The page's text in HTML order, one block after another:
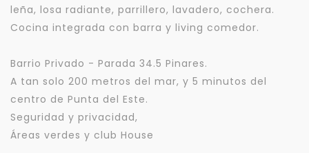
leña, losa radiante, parrillero, lavadero, cochera.
Cocina integrada con barra y living comedor.
Barrio Privado - Parada 34.5 Pinares.
A tan solo 200 metros del mar, y 5 minutos del
centro de Punta del Este.
Seguridad y privacidad,
Áreas verdes y club House